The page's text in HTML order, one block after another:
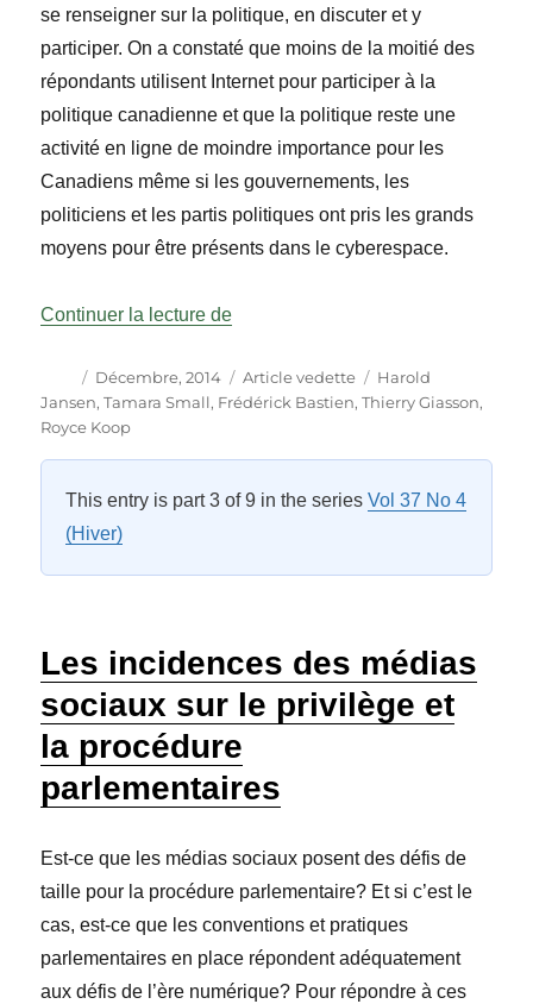
se renseigner sur la politique, en discuter et y
participer. On a constaté que moins de la moitié des
répondants utilisent Internet pour participer à la
politique canadienne et que la politique reste une
activité en ligne de moindre importance pour les
Canadiens même si les gouvernements, les
politiciens et les partis politiques ont pris les grands
moyens pour être présents dans le cyberespace.
Continuer la lecture de« L’activité politique en ligne au
Auteur
Publié
le
Décembre, 2014 Catégories
Article vedette Étiquettes
Harold
Jansen,Tamara Small, Frédérick Bastien,Thierry Giasson,
Royce Koop
This entry is part 3 of 9 in the seriesVol 37 No 4
(Hiver)
Les incidences des médias
sociaux sur le privilège et
la procédure
parlementaires
Est-ce que les médias sociaux posent des défis de
taille pour la procédure parlementaire? Et si c’est le
cas, est-ce que les conventions et pratiques
parlementaires en place répondent adéquatement
aux défis de l’ère numérique? Pour répondre à ces